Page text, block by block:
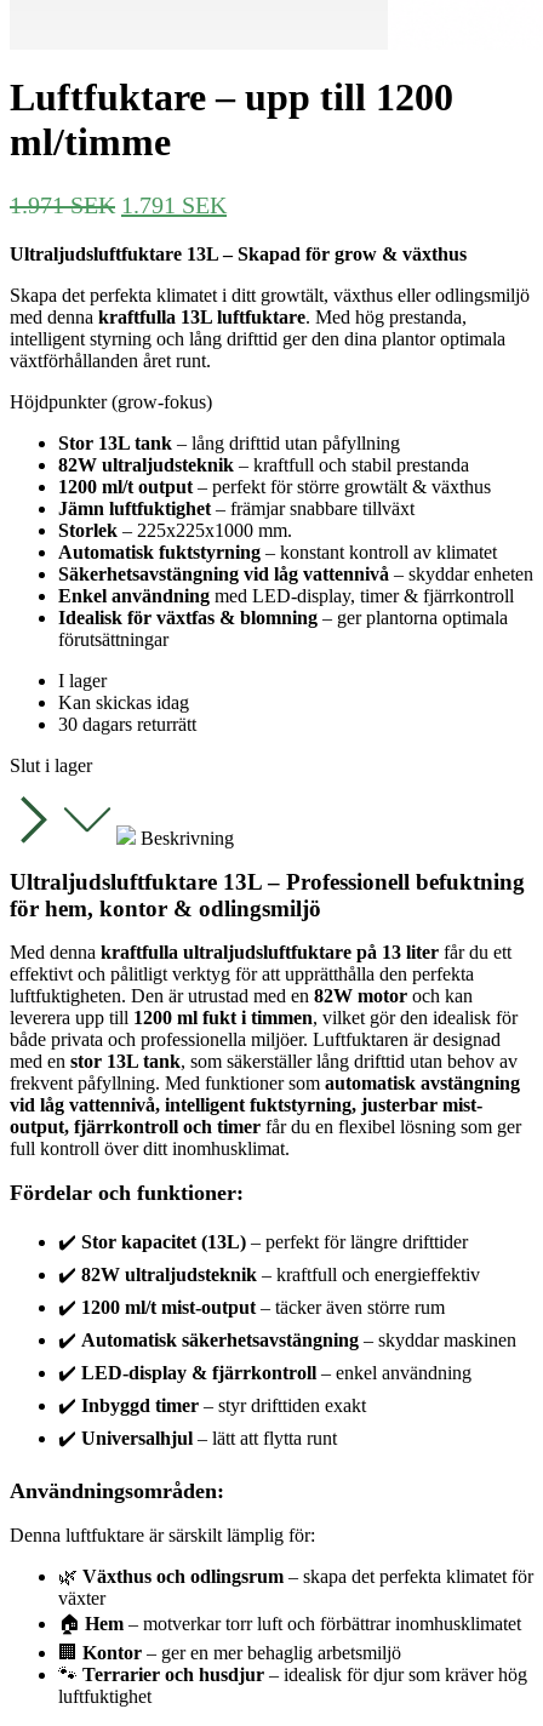
Luftfuktare – upp till 1200
ml/timme
1.971SEK Det
priset
var:
1.971 SEK.
1.791 SEK
priset
är:
1.791 SEK.
Ultraljudsluftfuktare 13L – Skapad för grow & växthus
Skapa det perfekta klimatet i ditt growtält, växthus eller odlingsmiljö
med denna kraftfulla 13L luftfuktare. Med hög prestanda,
intelligent styrning och lång drifttid ger den dina plantor optimala
växtförhållanden året runt.
Höjdpunkter (grow-fokus)
Stor 13L tank – lång drifttid utan påfyllning
82W ultraljudsteknik – kraftfull och stabil prestanda
1200 ml/t output – perfekt för större growtält & växthus
Jämn luftfuktighet – främjar snabbare tillväxt
Storlek – 225x225x1000 mm.
Automatisk fuktstyrning – konstant kontroll av klimatet
Säkerhetsavstängning vid låg vattennivå – skyddar enheten
Enkel användning med LED-display, timer & fjärrkontroll
Idealisk för växtfas & blomning – ger plantorna optimala
förutsättningar
I lager
Kan skickas idag
30 dagars returrätt
Slut i lager
Beskrivning
Ultraljudsluftfuktare 13L – Professionell befuktning
för hem, kontor & odlingsmiljö
Med denna kraftfulla ultraljudsluftfuktare på 13 liter får du ett
effektivt och pålitligt verktyg för att upprätthålla den perfekta
luftfuktigheten. Den är utrustad med en 82W motor och kan
leverera upp till 1200 ml fukt i timmen, vilket gör den idealisk för
både privata och professionella miljöer. Luftfuktaren är designad
med en stor 13L tank, som säkerställer lång drifttid utan behov av
frekvent påfyllning. Med funktioner som automatisk avstängning
vid låg vattennivå, intelligent fuktstyrning, justerbar mist-
output, fjärrkontroll och timer får du en flexibel lösning som ger
full kontroll över ditt inomhusklimat.
Fördelar och funktioner:
✔️ Stor kapacitet (13L) – perfekt för längre drifttider
✔️ 82W ultraljudsteknik – kraftfull och energieffektiv
✔️ 1200 ml/t mist-output – täcker även större rum
✔️ Automatisk säkerhetsavstängning – skyddar maskinen
✔️ LED-display & fjärrkontroll – enkel användning
✔️ Inbyggd timer – styr drifttiden exakt
✔️ Universalhjul – lätt att flytta runt
Användningsområden:
Denna luftfuktare är särskilt lämplig för:
🌿 Växthus och odlingsrum – skapa det perfekta klimatet för
växter
🏠 Hem – motverkar torr luft och förbättrar inomhusklimatet
🏢 Kontor – ger en mer behaglig arbetsmiljö
🐾 Terrarier och husdjur – idealisk för djur som kräver hög
luftfuktighet